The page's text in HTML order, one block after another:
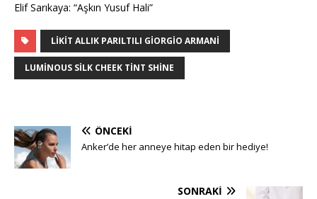
Elif Sarıkaya: “Aşkın Yusuf Hali”
LIKIT ALLIK PARILTILI GIORGIO ARMANI
LUMINOUS SILK CHEEK TINT SHINE
ÖNCEKI
Anker’de her anneye hitap eden bir hediye!
SONRAKI